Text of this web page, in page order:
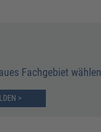
Fachgebiet wählen
>